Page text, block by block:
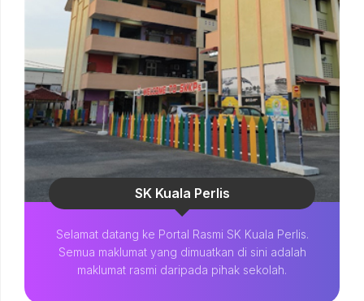
SK Kuala Perlis
Selamat datang ke Portal Rasmi SK Kuala Perlis.
Semua maklumat yang dimuatkan di sini adalah
maklumat rasmi daripada pihak sekolah.